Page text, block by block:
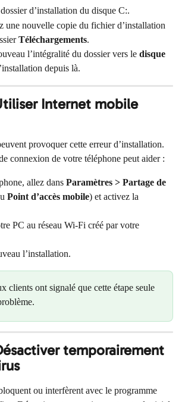
d’installation du disque C:.
une nouvelle copie du fichier d’installation
Téléchargements.
l’intégralité du dossier vers le disque
depuis là.
Internet mobile
provoquer cette erreur d’installation.
connexion de votre téléphone peut aider :
allez dans Paramètres > Partage de
Point d’accès mobile) et activez la
PC au réseau Wi-Fi créé par votre
l’installation.
clients ont signalé que cette étape seule
temporairement
ou interfèrent avec le programme